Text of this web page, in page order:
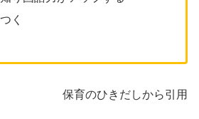
く
保育のひきだしから引用